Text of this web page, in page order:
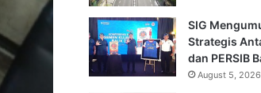
SIG
Strategis
dan PERSIB
August 5, 2026